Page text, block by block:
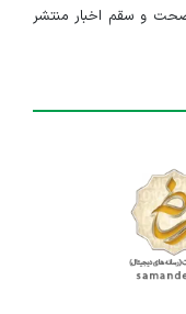
و سقم اخبار منتشر